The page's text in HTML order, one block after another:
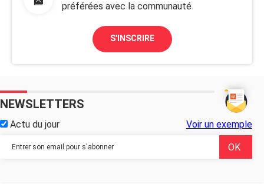
préférées avec la communauté
S'INSCRIRE
NEWSLETTERS
Actu du jour Voir un exemple